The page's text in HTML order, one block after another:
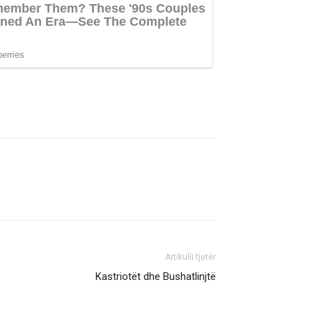
Artikulli tjetër
Kastriotët dhe Bushatlinjtë